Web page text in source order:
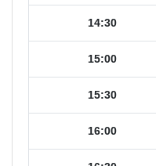
14:30
15:00
15:30
16:00